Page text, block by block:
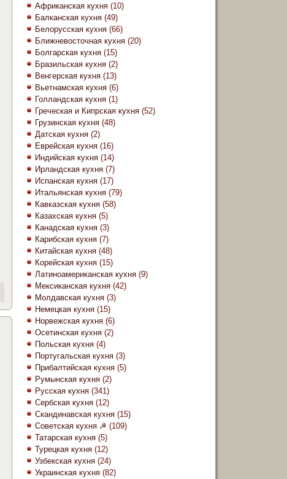
Африканская кухня (10)
Балканская кухня (49)
Белорусская кухня (66)
Ближневосточная кухня (20)
Болгарская кухня (15)
Бразильская кухня (2)
Венгерская кухня (13)
Вьетнамская кухня (6)
Голландская кухня (1)
Греческая и Кипрская кухня (52)
Грузинская кухня (48)
Датская кухня (2)
Еврейская кухня (16)
Индийская кухня (14)
Ирландская кухня (7)
Испанская кухня (17)
Итальянская кухня (79)
Кавказская кухня (58)
Казахская кухня (5)
Канадская кухня (3)
Карибская кухня (7)
Китайская кухня (48)
Корейская кухня (15)
Латиноамериканская кухня (9)
Мексиканская кухня (42)
Молдавская кухня (3)
Немецкая кухня (15)
Норвежская кухня (6)
Осетинская кухня (2)
Польская кухня (4)
Португальская кухня (3)
Прибалтийская кухня (5)
Румынская кухня (2)
Русская кухня (341)
Сербская кухня (12)
Скандинавская кухня (15)
Советская кухня ☭ (109)
Татарская кухня (5)
Турецкая кухня (12)
Узбекская кухня (24)
Украинская кухня (82)